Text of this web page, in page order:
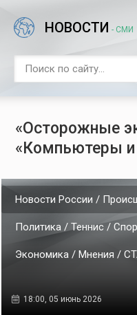
НОВОСТИ - СМИ
«Осторожные
«Компьютеры и
Новости России /
Политика / Теннис /
Экономика / Мнения /
18:00, 05 июнь 2026